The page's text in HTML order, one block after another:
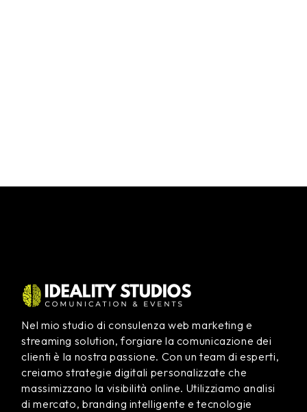
Nel mio studio di consulenza web marketing e
streaming solution, forgiare la comunicazione dei
clienti è la nostra passione. Con un team di esperti,
creiamo strategie digitali personalizzate che
massimizzano la visibilità online. Utilizziamo analisi
di mercato, branding intelligente e tecnologie